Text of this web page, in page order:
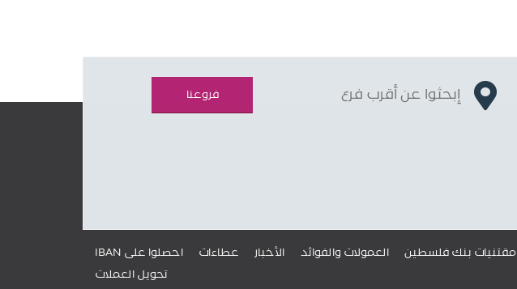
إبحثوا عن أقرب فرع فروعنا
مقتنيات بنك فلسطين العمولات والفوائد الأخبار عطاءات IBAN احصلوا على
تحويل العملات